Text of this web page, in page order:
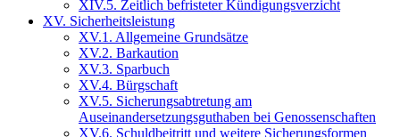
XIV.5. Zeitlich befristeter Kündigungsverzicht
XV. Sicherheitsleistung
XV.1. Allgemeine Grundsätze
XV.2. Barkaution
XV.3. Sparbuch
XV.4. Bürgschaft
XV.5. Sicherungsabtretung am
Auseinandersetzungsguthaben bei Genossenschaften
XV.6. Schuldbeitritt und weitere Sicherungsformen